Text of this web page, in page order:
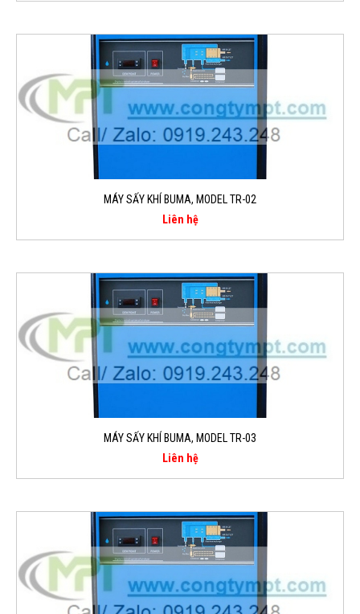
MÁY SẤY KHÍ BUMA, MODEL TR-02
Liên hệ
MÁY SẤY KHÍ BUMA, MODEL TR-03
Liên hệ